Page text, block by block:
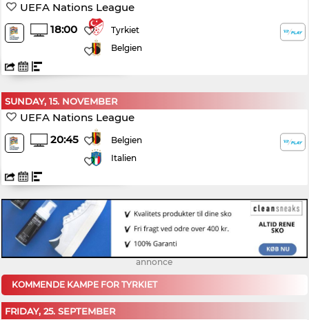
UEFA Nations League
18:00
Tyrkiet
Belgien
SUNDAY, 15. NOVEMBER
UEFA Nations League
20:45
Belgien
Italien
annonce
KOMMENDE KAMPE FOR TYRKIET
FRIDAY, 25. SEPTEMBER